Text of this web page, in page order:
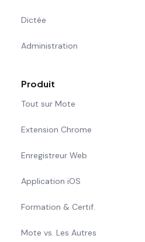
Dictée
Administration
Produit
Tout sur Mote
Extension Chrome
Enregistreur Web
Application iOS
Formation & Certif.
Mote vs. Les Autres